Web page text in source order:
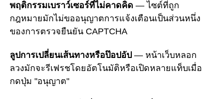
พฤติกรรมเบราว์เซอร์ที่ไม่คาดคิด — ไซต์ที่ถูก
กฎหมายมักไม่ขออนุญาตการแจ้งเตือนเป็นส่วนหนึ่ง
ของการตรวจยืนยัน CAPTCHA
ลูปการเปลี่ยนเส้นทางหรือป๊อปอัป — หน้าเว็บหลอก
ลวงมักจะรีเฟรชโดยอัตโนมัติหรือเปิดหลายแท็บเมื่อ
กดปุ่ม "อนุญาต"